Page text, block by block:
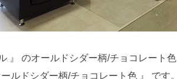
』 のオールドシダー柄/チョコレート色
ルドシダー柄/チョコレート色 』 です。